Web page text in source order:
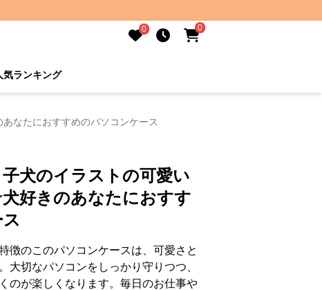
0 0
気ランキング
なたにおすすめのパソコンケース
犬のイラストの可愛い
好きのあなたにおすす
徴のこのパソコンケースは、可愛さと
大切なパソコンをしっかり守りつつ、
のが楽しくなります。毎日のお仕事や